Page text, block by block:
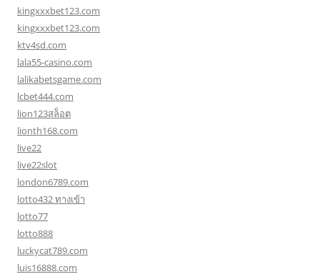
kingxxxbet123.com
kingxxxbet123.com
ktv4sd.com
lala55-casino.com
lalikabetsgame.com
lcbet444.com
lion123สล็อต
lionth168.com
live22
live22slot
london6789.com
lotto432 ทางเข้า
lotto77
lotto888
luckycat789.com
luis16888.com